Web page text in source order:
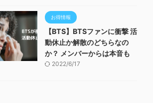
お得情報
【BTS】BTSファンに衝撃 活
動休止か解散のどちらなの
か？ メンバーからは本音も
2022/6/17